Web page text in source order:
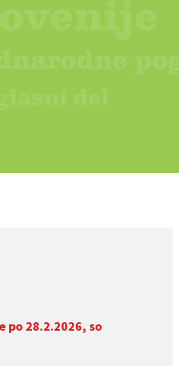
po 28.2.2026, so